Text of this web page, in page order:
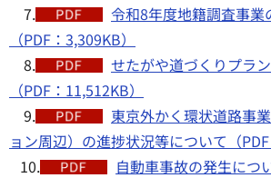
7.
令和8年度地籍調査事業
（PDF：3,309KB）
8.
せたがや道づくりプラ
（PDF：11,512KB）
9.
東京外かく環状道路事
ョン周辺）の進捗状況等について（PDF
10.
自動車事故の発生につ